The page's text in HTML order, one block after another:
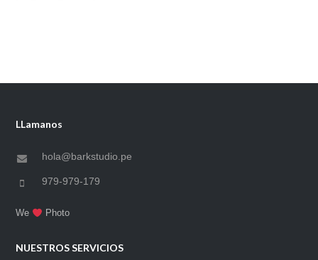
LLamanos
hola@barkstudio.pe
979-979-179
We Photo
NUESTROS SERVICIOS